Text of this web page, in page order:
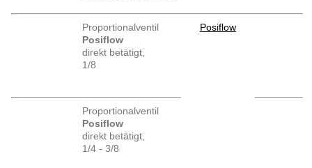
Proportionalventil
Posiflow
direkt betätigt,
1/8
Posiflow
Proportionalventil
Posiflow
direkt betätigt,
1/4 - 3/8